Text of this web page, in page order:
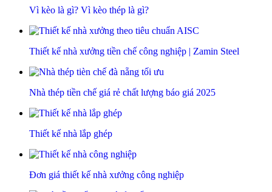
Vì kèo là gì? Vì kèo thép là gì?
Thiết kế nhà xưởng tiền chế công nghiệp | Zamin Steel
Nhà thép tiền chế giá rẻ chất lượng báo giá 2025
Thiết kế nhà lắp ghép
Đơn giá thiết kế nhà xưởng công nghiệp